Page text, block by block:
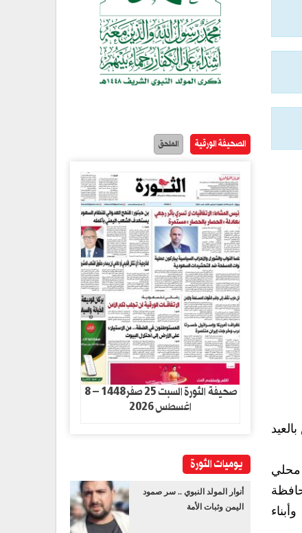
محلي
الصحيفة الورقية الملحق
صحيفة الثورة السبت 25 صفر1448 – 8
اغسطس 2026
يوميات الثورة
أنوار المولد النبوي .. سر صمود
اليمن وثبات الأمة